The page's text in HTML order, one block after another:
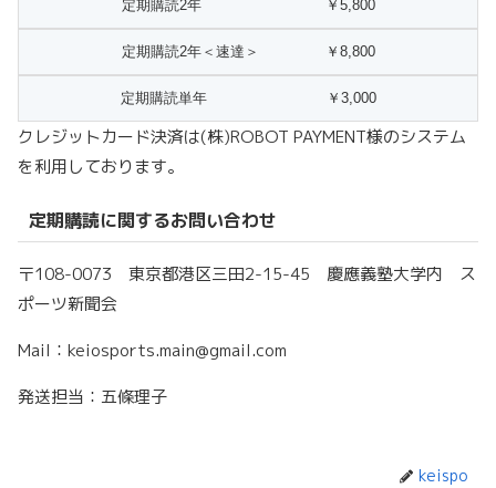
クレジットカード決済は(株)ROBOT PAYMENT様のシステム
を利用しております。
定期購読に関するお問い合わせ
〒108-0073 東京都港区三田2-15-45 慶應義塾大学内 ス
ポーツ新聞会
Mail：keiosports.main@gmail.com
発送担当：五條理子
keispo